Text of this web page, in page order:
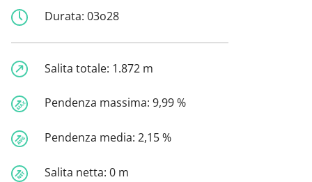
Durata: 03o28
Salita totale: 1.872 m
Pendenza massima: 9,99 %
Pendenza media: 2,15 %
Salita netta: 0 m